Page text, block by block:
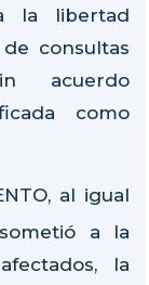
la libertad
consultas
acuerdo
como
al igual
a la
la